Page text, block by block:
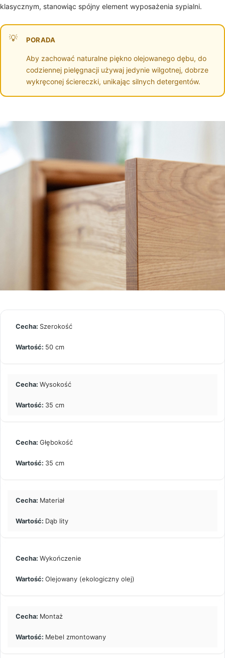
klasycznym, stanowiąc spójny element wyposażenia sypialni.
PORADA
Aby zachować naturalne piękno olejowanego dębu, do
codziennej pielęgnacji używaj jedynie wilgotnej, dobrze
wykręconej ściereczki, unikając silnych detergentów.
Szerokość
50 cm
Wysokość
35 cm
Głębokość
35 cm
Materiał
Dąb lity
Wykończenie
Olejowany (ekologiczny olej)
Montaż
Mebel zmontowany